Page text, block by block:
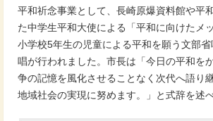
平和祈念事業として、長崎原爆資料館や平
た中学生平和大使による「平和に向けたメ
小学校5年生の児童による平和を願う文部
唱が行われました。市長は「今日の平和を
争の記憶を風化させることなく次代へ語り
地域社会の実現に努めます。」と式辞を述